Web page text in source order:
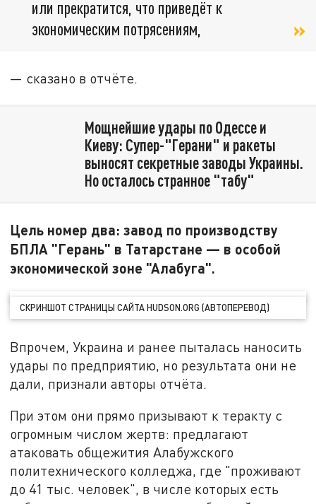
или прекратится, что приведёт к
экономическим потрясениям,
— сказано в отчёте.
Мощнейшие удары по Одессе и
Киеву: Супер-"Герани" и ракеты
выносят секретные заводы Украины.
Но осталось странное "табу"
Цель номер два: завод по производству
БПЛА "Герань" в Татарстане — в особой
экономической зоне "Алабуга".
СКРИНШОТ СТРАНИЦЫ САЙТА HUDSON.ORG (АВТОПЕРЕВОД)
Впрочем, Украина и ранее пыталась наносить
удары по предприятию, но результата они не
дали, признали авторы отчёта.
При этом они прямо призывают к теракту с
огромным числом жертв: предлагают
атаковать общежития Алабужского
политехнического колледжа, где "проживают
до 41 тыс. человек", в числе которых есть